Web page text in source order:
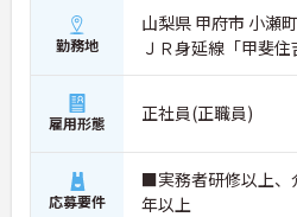
勤務地
山梨県 甲府市 小瀬
ＪＲ身延線「甲斐
雇用形態 正社員(正職員)
応募要件
■実務者研修以上、
年以上